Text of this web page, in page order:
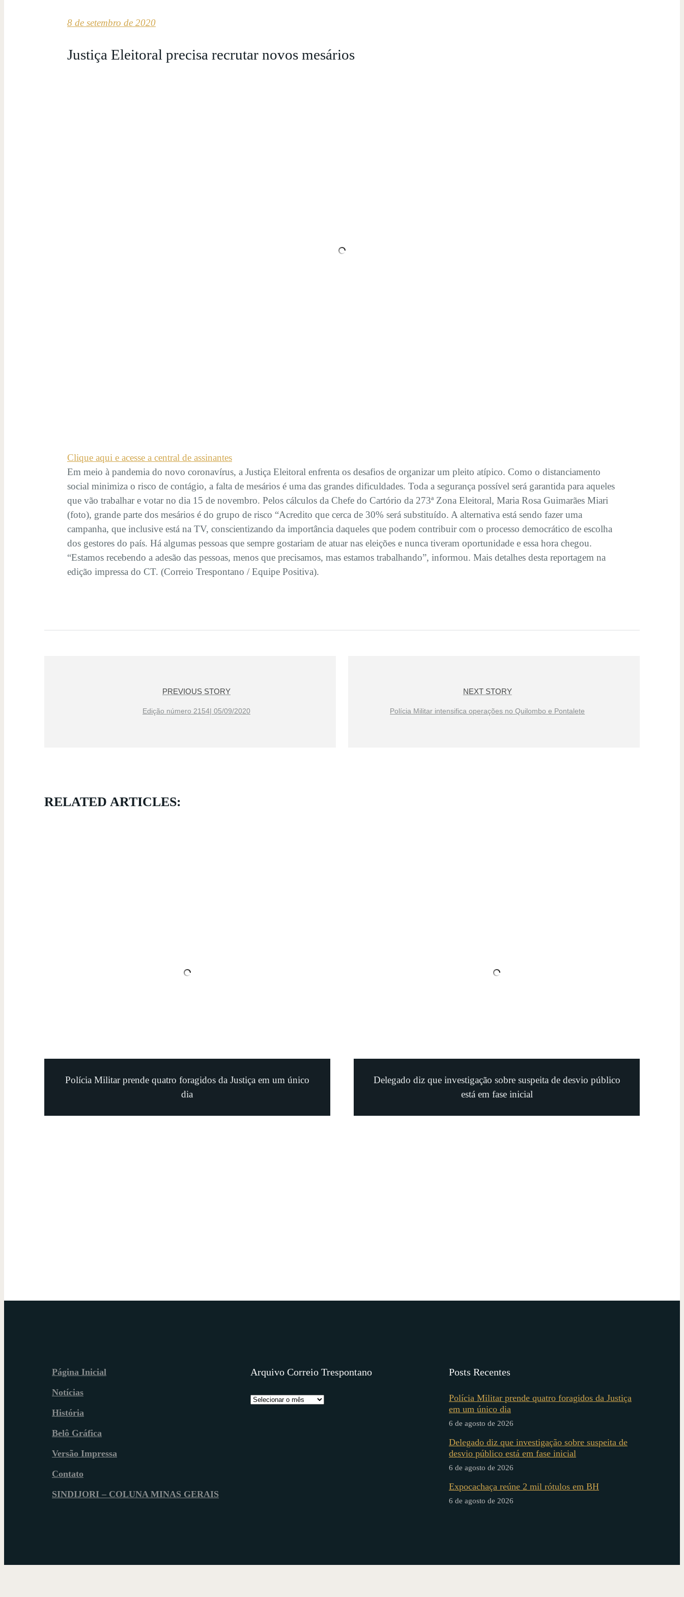
8 de setembro de 2020
Justiça Eleitoral precisa recrutar novos mesários
Clique aqui e acesse a central de assinantes
Em meio à pandemia do novo coronavírus, a Justiça Eleitoral enfrenta os desafios de organizar um pleito atípico. Como o distanciamento
social minimiza o risco de contágio, a falta de mesários é uma das grandes dificuldades. Toda a segurança possível será garantida para aqueles
que vão trabalhar e votar no dia 15 de novembro. Pelos cálculos da Chefe do Cartório da 273ª Zona Eleitoral, Maria Rosa Guimarães Miari
(foto), grande parte dos mesários é do grupo de risco “Acredito que cerca de 30% será substituído. A alternativa está sendo fazer uma
campanha, que inclusive está na TV, conscientizando da importância daqueles que podem contribuir com o processo democrático de escolha
dos gestores do país. Há algumas pessoas que sempre gostariam de atuar nas eleições e nunca tiveram oportunidade e essa hora chegou.
“Estamos recebendo a adesão das pessoas, menos que precisamos, mas estamos trabalhando”, informou. Mais detalhes desta reportagem na
edição impressa do CT. (Correio Trespontano / Equipe Positiva).
PREVIOUS STORY
Edição número 2154| 05/09/2020
NEXT STORY
Polícia Militar intensifica operações no Quilombo e Pontalete
RELATED ARTICLES:
Polícia Militar prende quatro foragidos da Justiça em um único
dia
Delegado diz que investigação sobre suspeita de desvio público
está em fase inicial
Página Inicial
Notícias
História
Belô Gráfica
Versão Impressa
Contato
SINDIJORI – COLUNA MINAS GERAIS
Arquivo Correio Trespontano Posts Recentes
Polícia Militar prende quatro foragidos da Justiça
em um único dia
6 de agosto de 2026
Delegado diz que investigação sobre suspeita de
desvio público está em fase inicial
6 de agosto de 2026
Expocachaça reúne 2 mil rótulos em BH
6 de agosto de 2026